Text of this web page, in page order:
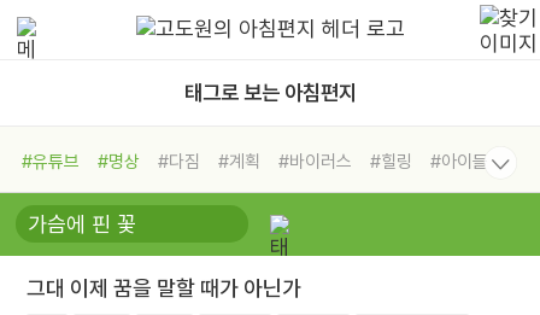
태그로 보는 아침편지
#유튜브 #명상 #다짐 #계획 #바이러스 #힐링
#아이들
#비전캠프
#독서캠프 #삶
#희망
#나눔 #친구 #링컨학교
#독서
#건강 #면역력
그대 이제 꿈을 말할 때가 아닌가